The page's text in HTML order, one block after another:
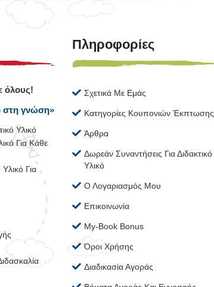
όλους!
στη γνώση»
Υλικό
Για Κάθε
Για
Πληροφορίες
Σχετικά Με Εμάς
Κατηγορίες Κουπονιών Έκπτωσης
Άρθρα
Δωρεάν Συναντήσεις Για Διδακτικό
Υλικό
Ο Λογαριασμός Μου
Επικοινωνία
My-Book Bonus
Όροι Χρήσης
Διαδικασία Αγοράς